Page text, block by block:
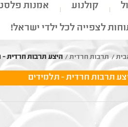
קולנוע אמנות
לצפייה לכל ילדי ישראל!
/ תרבות חרדית/ היצע תרבות חרדית -
תרבות חרדית - תלמידים